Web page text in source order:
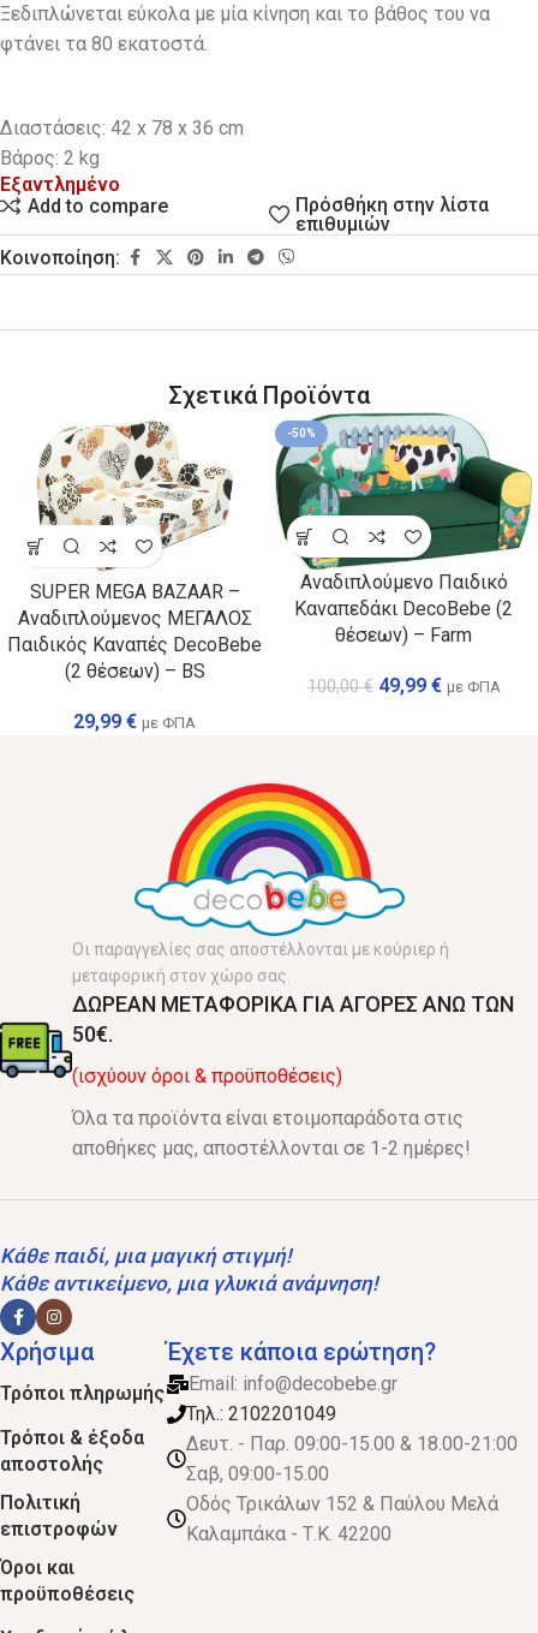
Ξεδιπλώνεται εύκολα με μία κίνηση και το βάθος του να
φτάνει τα 80 εκατοστά.
Διαστάσεις: 42 x 78 x 36 cm
Βάρος: 2 kg
Εξαντλημένο
Add to compare
Πρόσθήκη στην λίστα
επιθυμιών
Κοινοποίηση:
Σχετικά Προϊόντα
SUPER MEGA BAZAAR –
Αναδιπλούμενος ΜΕΓΑΛΟΣ
Παιδικός Καναπές DecoBebe
(2 θέσεων) – BS
29,99 € με ΦΠΑ
-50%
Αναδιπλούμενο Παιδικό
Καναπεδάκι DecoBebe (2
θέσεων) – Farm
100,00€ 49,99 € με ΦΠΑ
Οι παραγγελίες σας αποστέλλονται με κούριερ ή
μεταφορική στον χώρο σας.
ΔΩΡΕΑΝ ΜΕΤΑΦΟΡΙΚΑ ΓΙΑ ΑΓΟΡΕΣ ΑΝΩ ΤΩΝ
50€.
(ισχύουν όροι & προϋποθέσεις)
Όλα τα προϊόντα είναι ετοιμοπαράδοτα στις
αποθήκες μας, αποστέλλονται σε 1-2 ημέρες!
Κάθε παιδί, μια μαγική στιγμή!
Κάθε αντικείμενο, μια γλυκιά ανάμνηση!
Χρήσιμα
Τρόποι πληρωμής
Τρόποι & έξοδα
αποστολής
Πολιτική
επιστροφών
Όροι και
προϋποθέσεις
Έχετε κάποια ερώτηση?
Email: info@decobebe.gr
Τηλ.: 2102201049
Δευτ. - Παρ. 09:00-15.00 & 18.00-21:00
Σαβ, 09:00-15.00
Οδός Τρικάλων 152 & Παύλου Μελά
Καλαμπάκα - Τ.Κ. 42200